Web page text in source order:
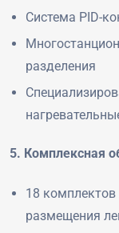
Система PID-
разделения
5. Комплексная
18
размещения